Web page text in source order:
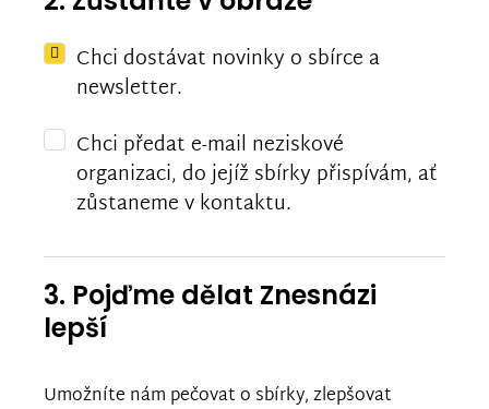
Chci dostávat novinky o sbírce a
newsletter.
Chci předat e-mail neziskové
organizaci, do jejíž sbírky přispívám, ať
zůstaneme v kontaktu.
3. Pojďme dělat Znesnázi
lepší
Umožníte nám pečovat o sbírky, zlepšovat